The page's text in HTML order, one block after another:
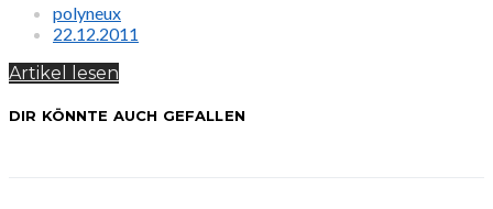
polyneux
22.12.2011
Artikel lesen
DIR KÖNNTE AUCH GEFALLEN